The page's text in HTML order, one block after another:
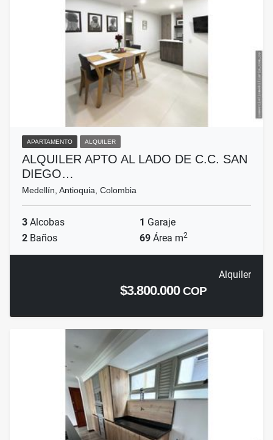
APARTAMENTO ALQUILER
ALQUILER APTO AL LADO DE C.C. SAN
DIEGO…
Medellín, Antioquia, Colombia
3 Alcobas 1 Garaje
2 Baños 69 Área m2
Alquiler
$3.800.000COP